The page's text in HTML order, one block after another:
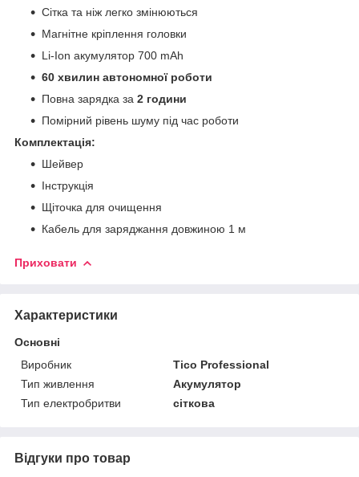
Сітка та ніж легко змінюються
Магнітне кріплення головки
Li-Ion акумулятор 700 mAh
60 хвилин автономної роботи
Повна зарядка за 2 години
Помірний рівень шуму під час роботи
Комплектація:
Шейвер
Інструкція
Щіточка для очищення
Кабель для заряджання довжиною 1 м
Приховати
Характеристики
Основні
Виробник
Tico Professional
Тип живлення
Акумулятор
Тип електробритви
сіткова
Відгуки про товар